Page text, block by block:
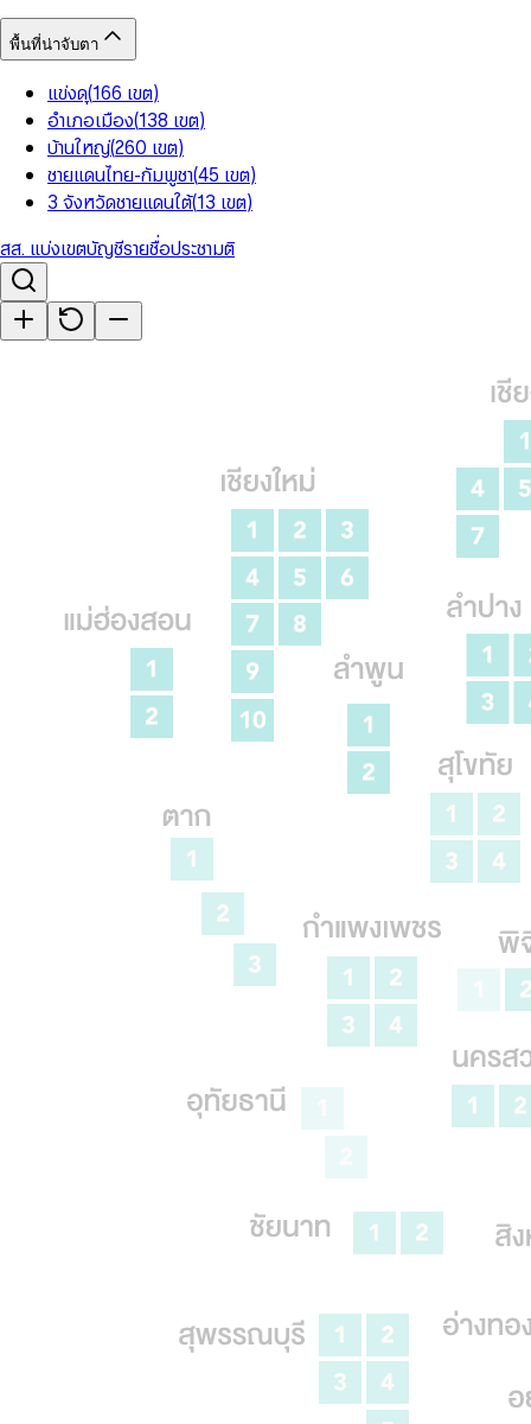
พื้นที่น่าจับตา
แข่งดุ(166 เขต)
อำเภอเมือง(138 เขต)
บ้านใหญ่(260 เขต)
ชายแดนไทย-กัมพูชา(45 เขต)
3 จังหวัดชายแดนใต้(13 เขต)
สส. แบ่งเขตบัญชีรายชื่อประชามติ